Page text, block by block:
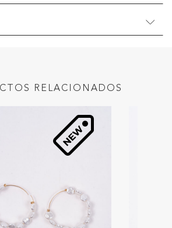
RELACIONADOS